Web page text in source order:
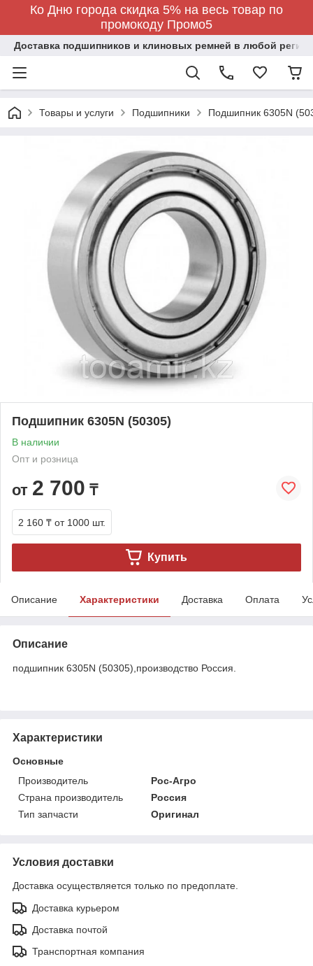
Ко Дню города скидка 5% на весь товар по
промокоду Промо5
Доставка подшипников и клиновых ремней в любой регион
Товары и услуги Подшипники Подшипник 6305N
Подшипник 6305N (50305)
В наличии
Опт и розница
от 2 700 ₸
2 160 ₸ от 1000 шт.
Купить
Описание Характеристики Доставка Оплата
Описание
подшипник 6305N (50305),производство Россия.
Характеристики
Основные
Производитель
Рос-Агро
Страна производитель
Россия
Тип запчасти
Оригинал
Условия доставки
Доставка осуществляется только по предоплате.
Доставка курьером
Доставка почтой
Транспортная компания